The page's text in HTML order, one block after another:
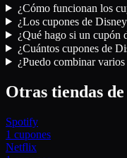
¿Cómo funcionan los
¿Los cupones de
¿Qué hago si un cupón
¿Cuántos cupones de
¿Puedo combinar
Otras tiendas de
Spotify
1 cupones
Netflix